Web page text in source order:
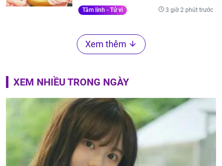
Tâm linh - Tử vi 3 giờ 2 phút trước
Xem thêm
XEM NHIỀU TRONG NGÀY